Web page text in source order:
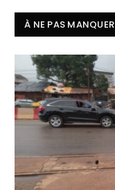
À NE PAS MANQUER